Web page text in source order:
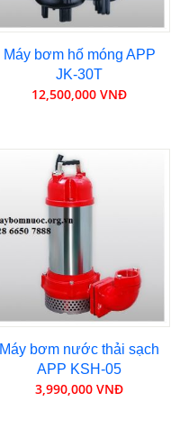
Máy bơm hố móng APP
JK-30T
12,500,000 VNĐ
Máy bơm nước thải sạch
APP KSH-05
3,990,000 VNĐ